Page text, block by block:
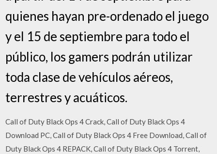
quienes hayan pre-ordenado el juego
y el 15 de septiembre para todo el
público, los gamers podrán utilizar
toda clase de vehículos aéreos,
terrestres y acuáticos.
Call of Duty Black Ops 4 Crack, Call of Duty Black Ops 4
Download PC, Call of Duty Black Ops 4 Free Download, Call of
Duty Black Ops 4 REPACK, Call of Duty Black Ops 4 Torrent,